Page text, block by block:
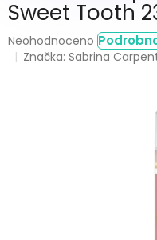
Sweet Tooth
Průměrné
hodnocení
Neohodnoceno
Značka:Sabrina